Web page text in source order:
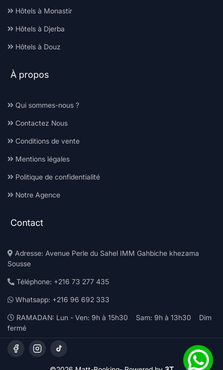
Hôtels à Monastir
Hôtels à Djerba
Hôtels à Douz
À propos
Qui sommes-nous ?
Contactez Nous
Conditions de vente
Mentions légales
Politique de confidentialité
Notre Agence
Contact
Adresse: Avenue Perle du Sahel IMM Gahbiche khezama
Sousse
Téléphone: +216 73 277 435
Whatsapp: +216 96 692 333
RAMADAN: Lun - Ven: 9h à 15h30 Sam: 9h à 13h30 Dim
fermé